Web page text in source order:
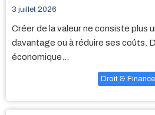
3 juillet 2026
Créer de la valeur ne consiste plus
davantage ou à réduire ses coûts.
économique…
Droit & Finance